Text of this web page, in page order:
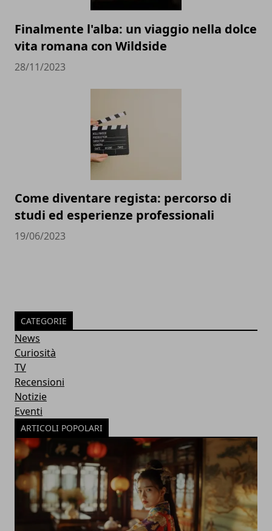
Finalmente l'alba: un viaggio nella dolce
vita romana con Wildside
28/11/2023
Come diventare regista: percorso di
studi ed esperienze professionali
19/06/2023
CATEGORIE
News
Curiosità
TV
Recensioni
Notizie
Eventi
ARTICOLI POPOLARI